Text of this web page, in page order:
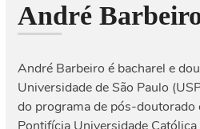
André
André Barbeiro é bacharel e
Universidade de São Paulo
do programa de pós-doutorado